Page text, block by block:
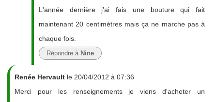
L'année dernière j'ai fais une bouture qui fait
maintenant 20 centimètres mais ça ne marche pas à
chaque fois.
Répondre à Nine
Renée Hervault le 20/04/2012 à 07:36
Merci pour les renseignements je viens d'acheter un